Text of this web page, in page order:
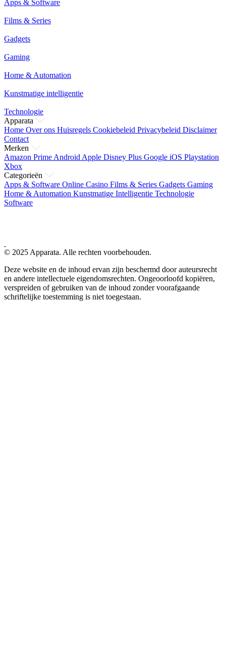
Apps & Software
Films & Series
Gadgets
Gaming
Home & Automation
Kunstmatige intelligentie
Technologie
Apparata
Home Over ons Huisregels Cookiebeleid Privacybeleid Disclaimer
Contact
Merken
Amazon Prime Android Apple Disney Plus Google iOS Playstation
Xbox
Categorieën
Apps & Software Online Casino Films & Series Gadgets Gaming
Home & Automation Kunstmatige Intelligentie Technologie
Software
© 2025 Apparata. Alle rechten voorbehouden.
Deze website en de inhoud ervan zijn beschermd door auteursrecht
en andere intellectuele eigendomsrechten. Ongeoorloofd kopiëren,
verspreiden of gebruiken van de inhoud zonder voorafgaande
schriftelijke toestemming is niet toegestaan.